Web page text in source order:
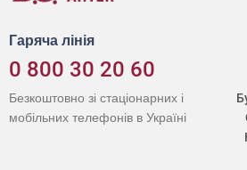
Гаряча лінія
0 800 30 20 60
Безкоштовно зі стаціонарних і
мобільних телефонів в Україні